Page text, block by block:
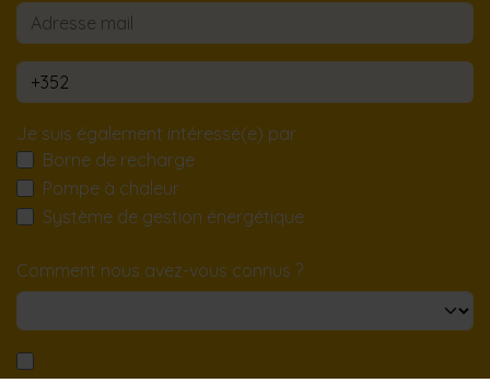
Je suis également intéressé(e) par
Borne de recharge
Pompe à chaleur
Système de gestion énergétique
Comment nous avez-vous connus ?